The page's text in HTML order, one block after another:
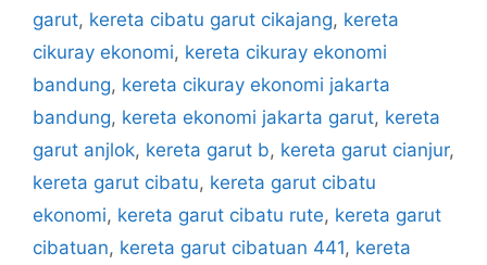
garut, kereta cibatu garut cikajang, kereta
cikuray ekonomi, kereta cikuray ekonomi
bandung, kereta cikuray ekonomi jakarta
bandung, kereta ekonomi jakarta garut, kereta
garut anjlok, kereta garut b, kereta garut cianjur,
kereta garut cibatu, kereta garut cibatu
ekonomi, kereta garut cibatu rute, kereta garut
cibatuan, kereta garut cibatuan 441, kereta